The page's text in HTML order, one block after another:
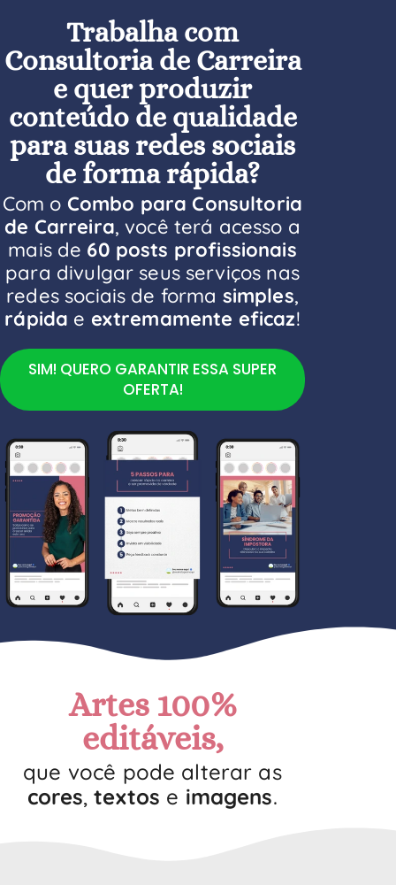
Trabalha com
Consultoria de Carreira
e quer produzir
conteúdo de qualidade
para suas redes sociais
de forma rápida?
Com o Combo para Consultoria
de Carreira, você terá acesso a
mais de 60 posts profissionais
para divulgar seus serviços nas
redes sociais de forma simples,
rápida e extremamente eficaz!
SIM! QUERO GARANTIR ESSA SUPER
OFERTA!
Artes 100%
editáveis,
que você pode alterar as
cores,textos e imagens.